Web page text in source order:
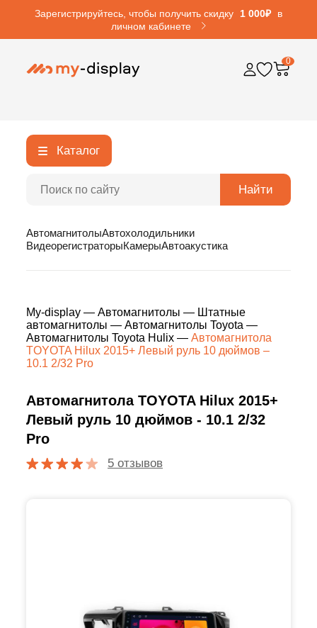
Зарегистрируйтесь, чтобы получить скидку 1 000₽
в
личном кабинете
0
Каталог
Найти
АвтомагнитолыАвтохолодильники
ВидеорегистраторыКамерыАвтоакустика
My-display — Автомагнитолы — Штатные
автомагнитолы — Автомагнитолы Toyota —
Автомагнитолы Toyota Hulix — Автомагнитола
TOYOTA Hilux 2015+ Левый руль 10 дюймов –
10.1 2/32 Pro
Автомагнитола TOYOTA Hilux 2015+
Левый руль 10 дюймов - 10.1 2/32
Pro
5 отзывов